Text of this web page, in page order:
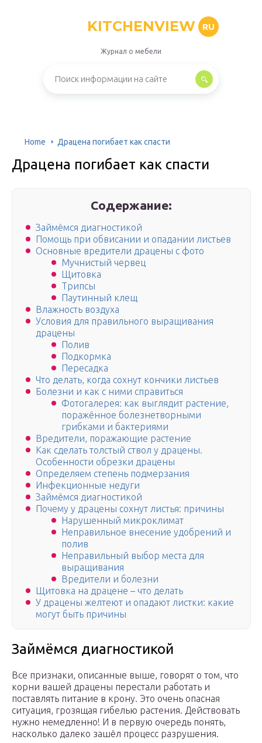
KITCHENVIEW RU
Журнал о мебели
Home Драцена погибает как спасти
Драцена погибает как спасти
Содержание:
Займёмся диагностикой
Помощь при обвисании и опадании листьев
Основные вредители драцены с фото
Мучнистый червец
Щитовка
Трипсы
Паутинный клещ
Влажность воздуха
Условия для правильного выращивания
драцены
Полив
Подкормка
Пересадка
Что делать, когда сохнут кончики листьев
Болезни и как с ними справиться
Фотогалерея: как выглядит растение,
поражённое болезнетворными
грибками и бактериями
Вредители, поражающие растение
Как сделать толстый ствол у драцены.
Особенности обрезки драцены
Определяем степень подмерзания
Инфекционные недуги
Займёмся диагностикой
Почему у драцены сохнут листья: причины
Нарушенный микроклимат
Неправильное внесение удобрений и
полив
Неправильный выбор места для
выращивания
Вредители и болезни
Щитовка на драцене – что делать
У драцены желтеют и опадают листки: какие
могут быть причины
Займёмся диагностикой
Все признаки, описанные выше, говорят о том, что
корни вашей драцены перестали работать и
поставлять питание в крону. Это очень опасная
ситуация, грозящая гибелью растения. Действовать
нужно немедленно! И в первую очередь понять,
насколько далеко зашёл процесс разрушения.